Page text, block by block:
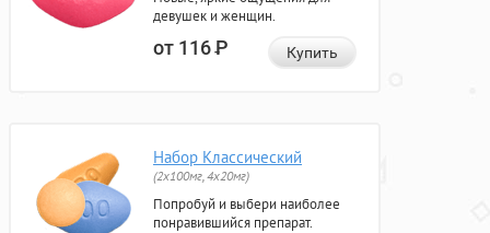
девушек и женщин.
от 116Р Купить
Набор Классический
(2x100мг, 4x20мг)
Попробуй и выбери наиболее
понравившийся препарат.